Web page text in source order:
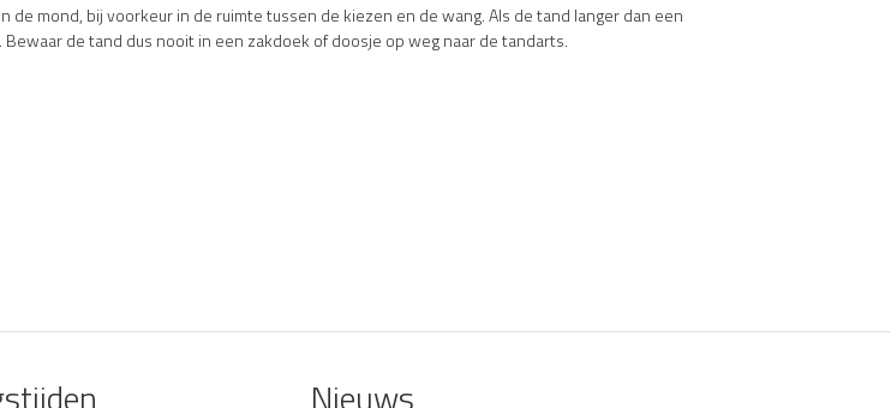
mond, bij voorkeur in de ruimte tussen de kiezen en de wang. Als de tand langer dan een
de tand dus nooit in een zakdoek of doosje op weg naar de tandarts.